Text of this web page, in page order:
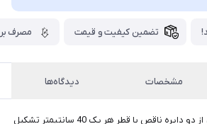
تضمین کیفیت و قیمت مصرف
مشخصات دیدگاه‌ها
لوستر مدرن آویزی طرح C ، از دو دایره ناقص با قطر هر یک 40 سانتیمتر تشکیل